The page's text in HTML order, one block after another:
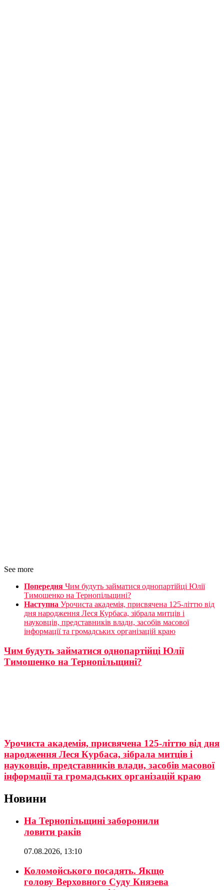
See more
Попередня Чим будуть займатися однопартійці Юлії
Тимошенко на Тернопільщині?
Наступна Урочиста академія, присвячена 125-літтю від
дня народження Леся Курбаса, зібрала митців і
науковців, представників влади, засобів масової
інформації та громадських організацій краю
Чим будуть займатися однопартійці Юлії
Тимошенко на Тернопільщині?
Урочиста академія, присвячена 125-літтю від дня
народження Леся Курбаса, зібрала митців і
науковців, представників влади, засобів масової
інформації та громадських організацій краю
Новини
На Тернопільщині заборонили
ловити раків
07.08.2026, 13:10
Коломойського посадять. Якщо
голову Верховного Суду Князева